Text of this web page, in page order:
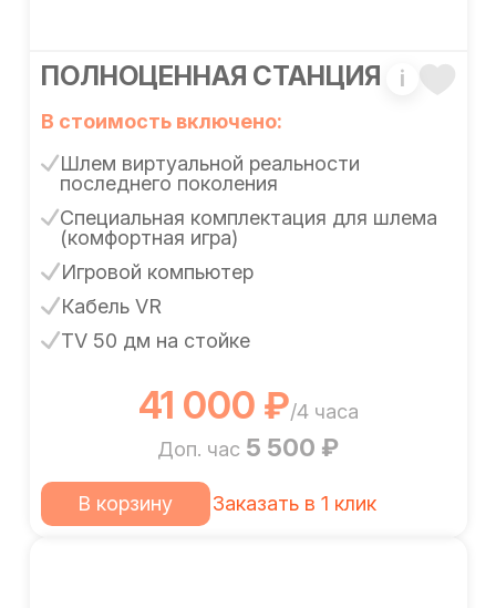
ПОЛНОЦЕННАЯ СТАНЦИЯ i
В стоимость включено:
Шлем виртуальной реальности
последнего поколения
Специальная комплектация для шлема
(комфортная игра)
Игровой компьютер
Кабель VR
TV 50 дм на стойке
41 000 ₽/4 часа
Доп. час 5 500 ₽
В корзину Заказать в 1 клик